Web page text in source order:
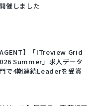
催しました
】「ITreview Grid
Summer」求人データ
で4期連続Leaderを受賞